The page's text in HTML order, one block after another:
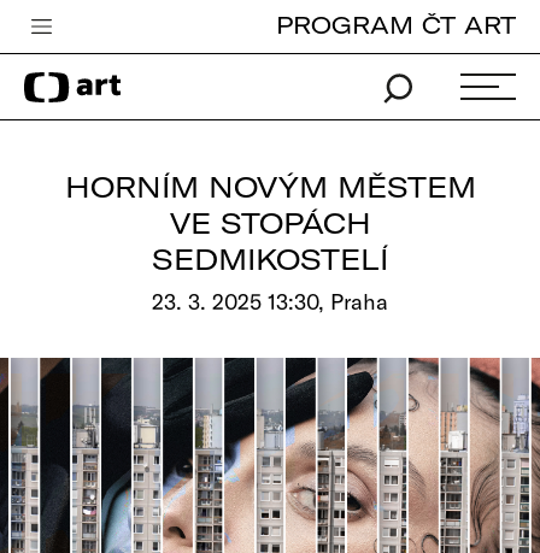
Česká televize
Zpravodajství
edu
Vše o ČT
PROGRAM ČT ART
HORNÍM NOVÝM MĚSTEM
VE STOPÁCH
SEDMIKOSTELÍ
23. 3. 2025 13:30, Praha